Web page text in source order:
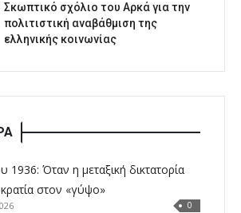
Σκωπτικό σχόλιο του Αρκά για την
πολιτιστική αναβάθμιση της
ελληνικής κοινωνίας
0